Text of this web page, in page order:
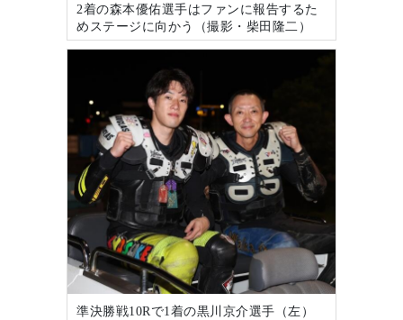
2着の森本優佑選手はファンに報告するた
めステージに向かう（撮影・柴田隆二）
準決勝戦10Rで1着の黒川京介選手（左）